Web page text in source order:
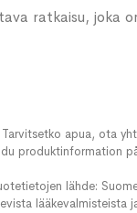
ratkaisu, joka
Tarvitsetko apua, ota
produktinformation
lähde: